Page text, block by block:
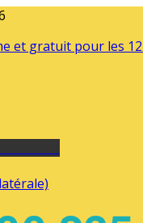
et gratuit pour les